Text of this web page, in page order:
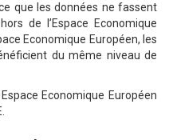
ce que les données ne fassent
de l’Espace Economique
Economique Européen, les
du même niveau de
Economique Européen